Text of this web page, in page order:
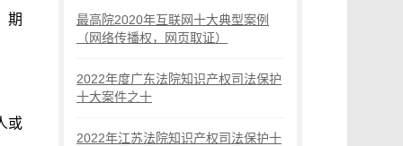
期
或
最高院2020年互联网十大典型案例
（网络传播权，网页取证）
2022年度广东法院知识产权司法保护
十大案件之十
2022年江苏法院知识产权司法保护十